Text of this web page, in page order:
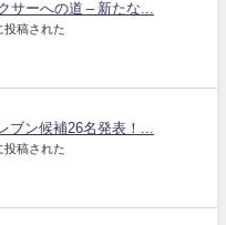
サーへの道 – 新たな...
投稿された
ブン候補26名発表！...
投稿された